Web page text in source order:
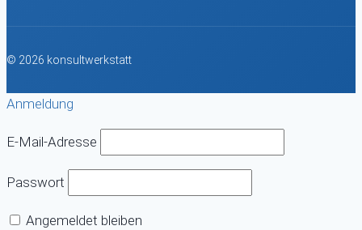
© 2026 konsultwerkstatt
Anmeldung
E-Mail-Adresse
Passwort
Angemeldet bleiben